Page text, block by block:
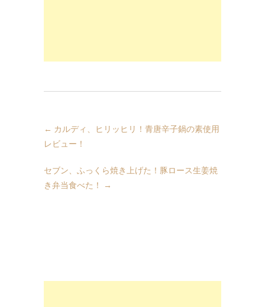
← カルディ、ヒリッヒリ！青唐辛子鍋の素使用
レビュー！
セブン、ふっくら焼き上げた！豚ロース生姜焼
き弁当食べた！
→